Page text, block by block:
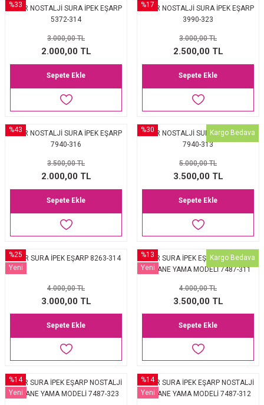
%33
AKER NOSTALJİ SURA İPEK EŞARP
5372-314
3.000,00 TL
2.000,00 TL
Sepete Ekle
%17
AKER NOSTALJİ SURA İPEK EŞARP
3990-323
3.000,00 TL
2.500,00 TL
Sepete Ekle
%43
AKER NOSTALJİ SURA İPEK EŞARP
7940-316
3.500,00 TL
2.000,00 TL
Sepete Ekle
%30 Kargo Bedava
AKER NOSTALJİ SURA İPEK EŞARP
7940-313
5.000,00 TL
3.500,00 TL
Sepete Ekle
%25
Yeni
AKER SURA İPEK EŞARP 8263-314
4.000,00 TL
3.000,00 TL
Sepete Ekle
%13
Yeni
Kargo Bedava
AKER SURA İPEK EŞARP NOSTALJİ
EFSANE YAMA MODELİ 7487-311
4.000,00 TL
3.500,00 TL
Sepete Ekle
%14
Yeni
AKER SURA İPEK EŞARP NOSTALJİ
EFSANE YAMA MODELİ 7487-323
%14
Yeni
AKER SURA İPEK EŞARP NOSTALJİ
EFSANE YAMA MODELİ 7487-312